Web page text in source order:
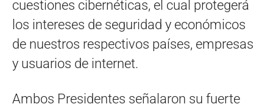
cuestiones cibernéticas, el cual protegerá
los intereses de seguridad y económicos
de nuestros respectivos países, empresas
y usuarios de internet.
Ambos Presidentes señalaron su fuerte